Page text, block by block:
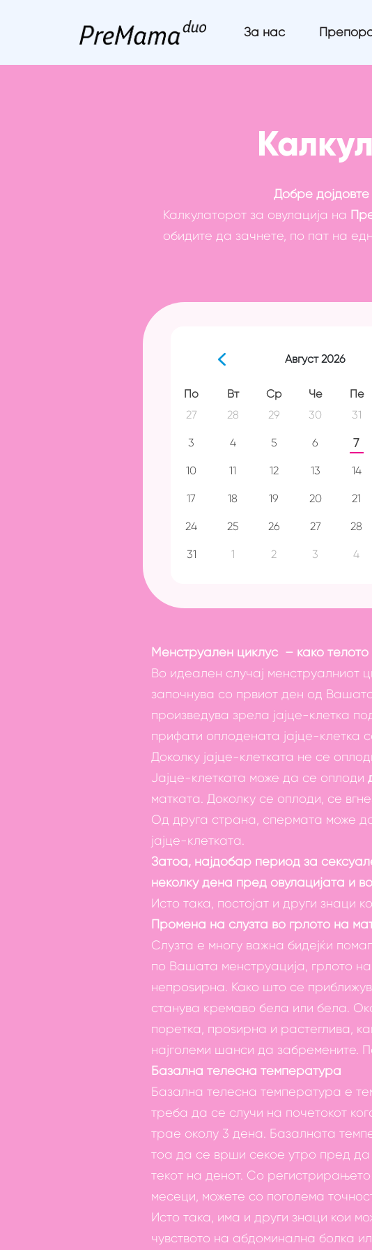
За нас
Добре
Калкулаторот за овулација на
обидите да зачнете, по пат на
Август 2026
По Вт Ср Че Пе
27
28 29 30 31
3 4 5 6 7
10 11 12 13 14
17 18 19 20 21
24 25 26 27 28
31 1 2 3 4
Менструален циклус – како
Во идеален случај менструалниот
започнува со првиот ден од
произведува зрела јајце-клетка
прифати оплодената јајце-клетка
Доколку јајце-клетката не се
Јајце-клетката може да се оплоди
матката. Доколку се оплоди, се
Од друга страна, спермата може
јајце-клетката.
Затоа, најдобар период за
неколку дена пред овулацијата и
Исто така, постојат и други знаци
Промена на слузта во грлото на
Слузта е многу важна бидејќи
по Вашата менструација, грлото
непроѕирна. Како што се
станува кремаво бела или бела.
поретка, проѕирна и растеглива,
најголеми шанси да забремените.
Базална телесна температура
Базална телесна температура е
треба да се случи на почетокот
трае околу 3 дена. Базалната
тоа да се врши секое утро пред да
текот на денот. Со
месеци, можете со поголема
Исто така, има и други знаци кои
чувството на абдоминална болка